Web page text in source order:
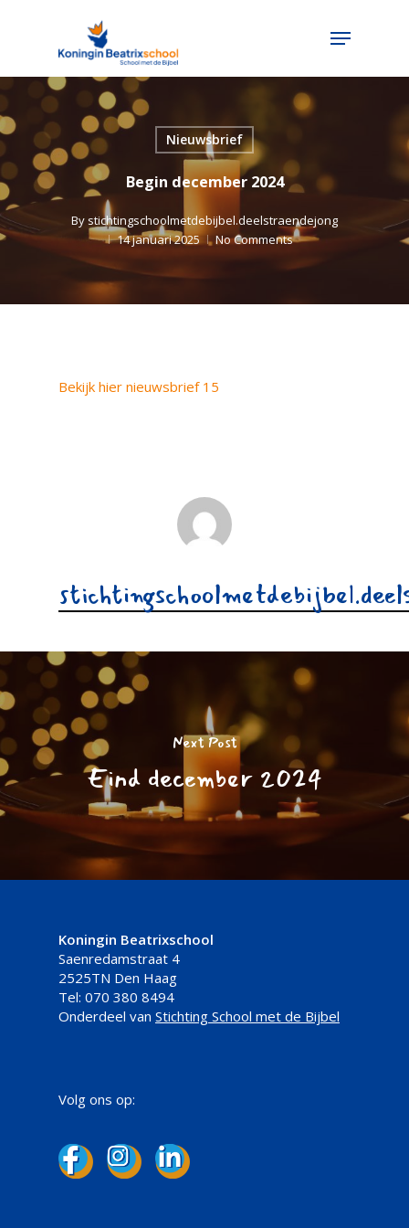
Menu
Nieuwsbrief
Begin december 2024
Bystichtingschoolmetdebijbel.deelstraendejong
14 januari 2025
No Comments
Bekijk hier nieuwsbrief 15
Next Post
Eind december 2024
Koningin Beatrixschool
Saenredamstraat 4
2525TN Den Haag
Tel: 070 380 8494
Onderdeel van Stichting School met de Bijbel
Volg ons op: